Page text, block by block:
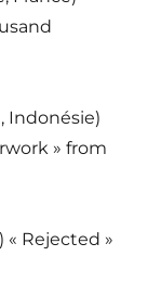
Indonésie)
» from
Rejected »